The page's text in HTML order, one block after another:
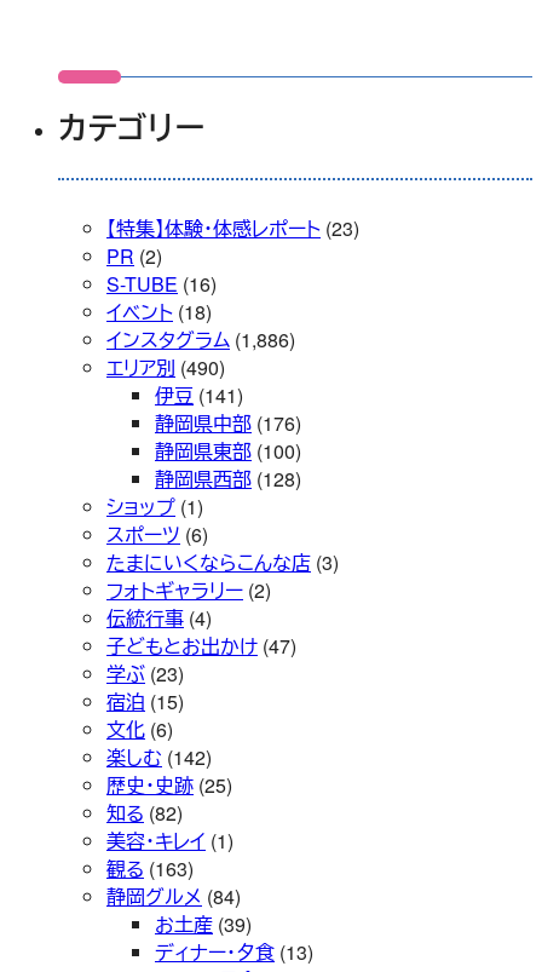
カテゴリー
【特集】体験・体感レポート (23)
PR (2)
S-TUBE (16)
イベント (18)
インスタグラム (1,886)
エリア別 (490)
伊豆 (141)
静岡県中部 (176)
静岡県東部 (100)
静岡県西部 (128)
ショップ (1)
スポーツ (6)
たまにいくならこんな店 (3)
フォトギャラリー (2)
伝統行事 (4)
子どもとお出かけ (47)
学ぶ (23)
宿泊 (15)
文化 (6)
楽しむ (142)
歴史・史跡 (25)
知る (82)
美容・キレイ (1)
観る (163)
静岡グルメ (84)
お土産 (39)
ディナー・夕食 (13)